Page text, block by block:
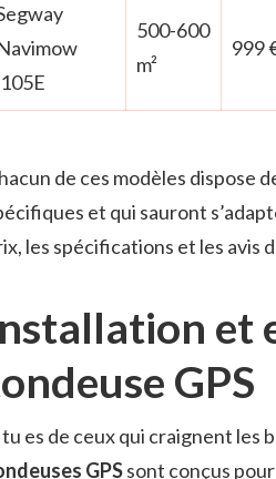
500-600
m²
999
de ces modèles dispose
et qui sauront
les spécifications et les avis
et
GPS
tu es de ceux qui craignent les
GPSsont conçus